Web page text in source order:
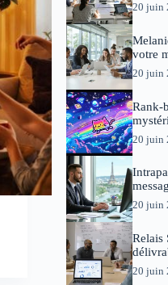
20 juin
votre
20 juin
Rank-
20 juin
20 juin
Relais
20 juin